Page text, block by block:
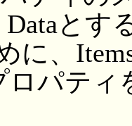
Dataと
に、
ロパテ